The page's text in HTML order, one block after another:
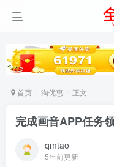
首页 淘优惠 正文
完成画音APP任务
qmtao
5年前更新